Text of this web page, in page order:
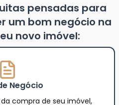
pensadas para
um bom negócio na
novo imóvel:
Negócio
compra de seu imóvel,